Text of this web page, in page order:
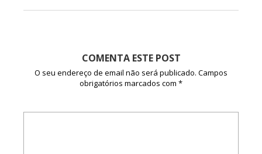
COMENTA ESTE POST
O seu endereço de email não será publicado. Campos
obrigatórios marcados com *